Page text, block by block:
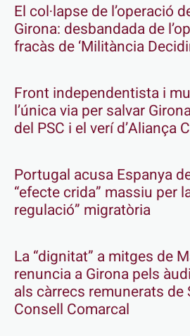
El col·lapse de l’operació
Girona: desbandada de
fracàs de ‘Militància
Front independentista i
l’única via per salvar
del PSC i el verí d’Aliança
Portugal acusa Espanya
“efecte crida” massiu per
regulació” migratòria
La “dignitat” a mitges de
renuncia a Girona pels
als càrrecs remunerats de
Consell Comarcal